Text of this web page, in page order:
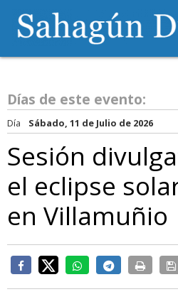
Días de este evento:
Día Sábado, 11 de Julio de 2026
Sesión
el eclipse
en Villamuñio